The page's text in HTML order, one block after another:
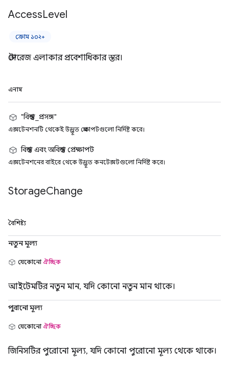
AccessLevel
ক্রোম ১০২+
স্টোরেজ এলাকার প্রবেশাধিকার স্তর।
এনাম
"বিশ্বস্ত_প্রসঙ্গ"
এক্সটেনশনটি থেকেই উদ্ভূত প্রেক্ষাপটগুলো নির্দিষ্ট করে।
বিশ্বস্ত এবং অবিশ্বস্ত প্রেক্ষাপট
এক্সটেনশনের বাইরে থেকে উদ্ভূত কনটেক্সটগুলো নির্দিষ্ট করে।
StorageChange
বৈশিষ্ট্য
নতুন মূল্য
যেকোনোঐচ্ছিক
আইটেমটির নতুন মান, যদি কোনো নতুন মান থাকে।
পুরানো মূল্য
যেকোনোঐচ্ছিক
জিনিসটির পুরোনো মূল্য, যদি কোনো পুরোনো মূল্য থেকে থাকে।